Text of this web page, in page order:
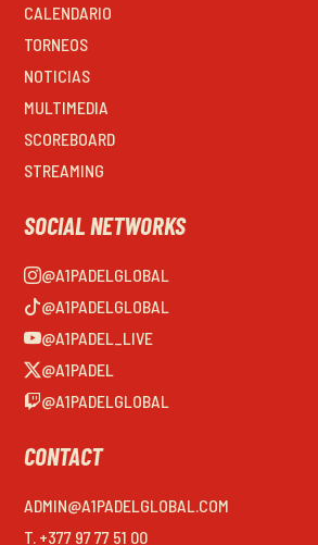
CALENDARIO
TORNEOS
NOTICIAS
MULTIMEDIA
SCOREBOARD
STREAMING
SOCIAL NETWORKS
@A1PADELGLOBAL
@A1PADELGLOBAL
@A1PADEL_LIVE
@A1PADEL
@A1PADELGLOBAL
CONTACT
ADMIN@A1PADELGLOBAL.COM
T. +377 97 77 51 00